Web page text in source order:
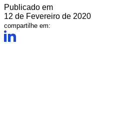
Publicado em
12 de Fevereiro de 2020
compartilhe em: